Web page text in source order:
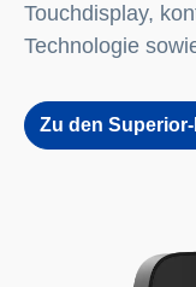
Touchdisplay,
Technologie
Zu den